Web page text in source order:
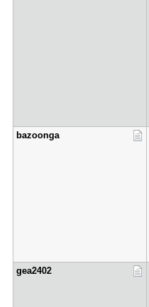
bazoonga
gea2402